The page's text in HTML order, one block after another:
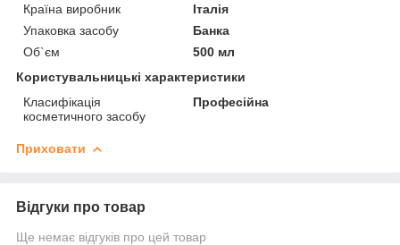
Країна виробник
Італія
Упаковка засобу
Банка
Об`єм
500 мл
Користувальницькі характеристики
Класифікація
косметичного засобу
Професійна
Приховати
Відгуки про товар
Ще немає відгуків про цей товар